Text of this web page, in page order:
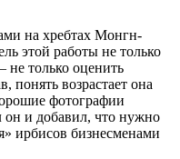
на хребтах Монгн-
этой работы не только
не только оценить
понять возрастает она
фотографии
он и добавил, что нужно
ирбисов бизнесменами